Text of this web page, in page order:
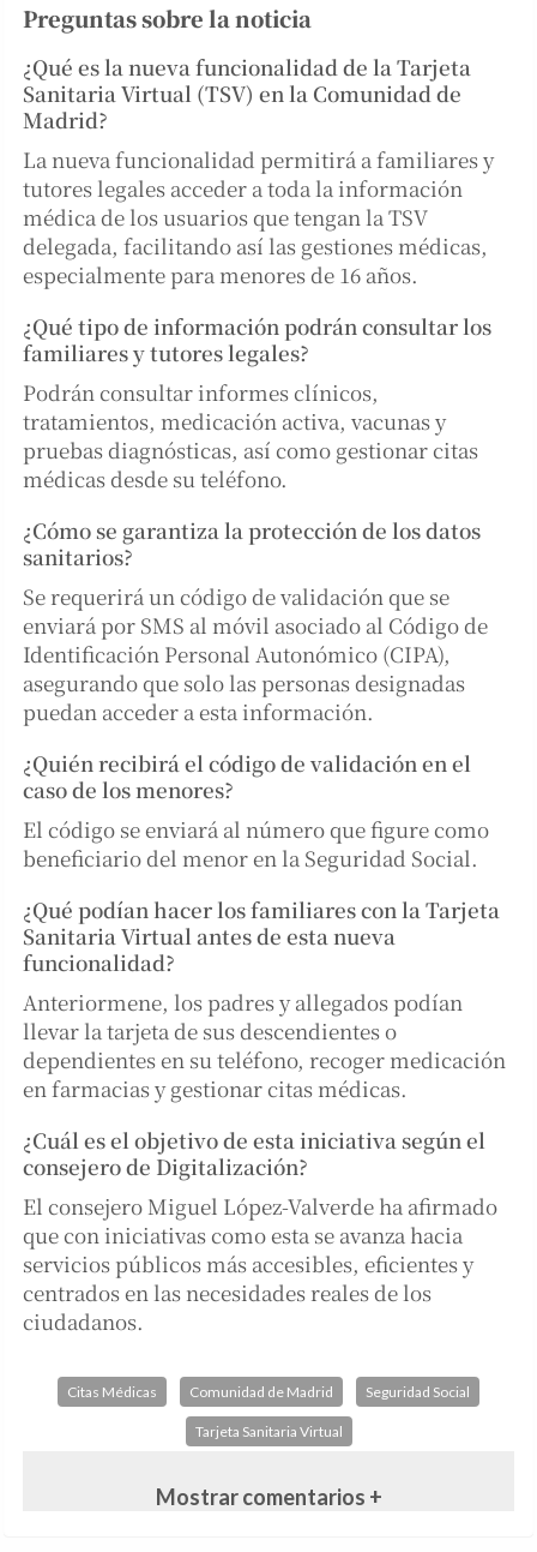
Preguntas sobre la noticia
¿Qué es la nueva funcionalidad de la Tarjeta
Sanitaria Virtual (TSV) en la Comunidad de
Madrid?
La nueva funcionalidad permitirá a familiares y
tutores legales acceder a toda la información
médica de los usuarios que tengan la TSV
delegada, facilitando así las gestiones médicas,
especialmente para menores de 16 años.
¿Qué tipo de información podrán consultar los
familiares y tutores legales?
Podrán consultar informes clínicos,
tratamientos, medicación activa, vacunas y
pruebas diagnósticas, así como gestionar citas
médicas desde su teléfono.
¿Cómo se garantiza la protección de los datos
sanitarios?
Se requerirá un código de validación que se
enviará por SMS al móvil asociado al Código de
Identificación Personal Autonómico (CIPA),
asegurando que solo las personas designadas
puedan acceder a esta información.
¿Quién recibirá el código de validación en el
caso de los menores?
El código se enviará al número que figure como
beneficiario del menor en la Seguridad Social.
¿Qué podían hacer los familiares con la Tarjeta
Sanitaria Virtual antes de esta nueva
funcionalidad?
Anteriormene, los padres y allegados podían
llevar la tarjeta de sus descendientes o
dependientes en su teléfono, recoger medicación
en farmacias y gestionar citas médicas.
¿Cuál es el objetivo de esta iniciativa según el
consejero de Digitalización?
El consejero Miguel López-Valverde ha afirmado
que con iniciativas como esta se avanza hacia
servicios públicos más accesibles, eficientes y
centrados en las necesidades reales de los
ciudadanos.
Citas Médicas Comunidad de Madrid Seguridad Social
Tarjeta Sanitaria Virtual
Mostrar comentarios +